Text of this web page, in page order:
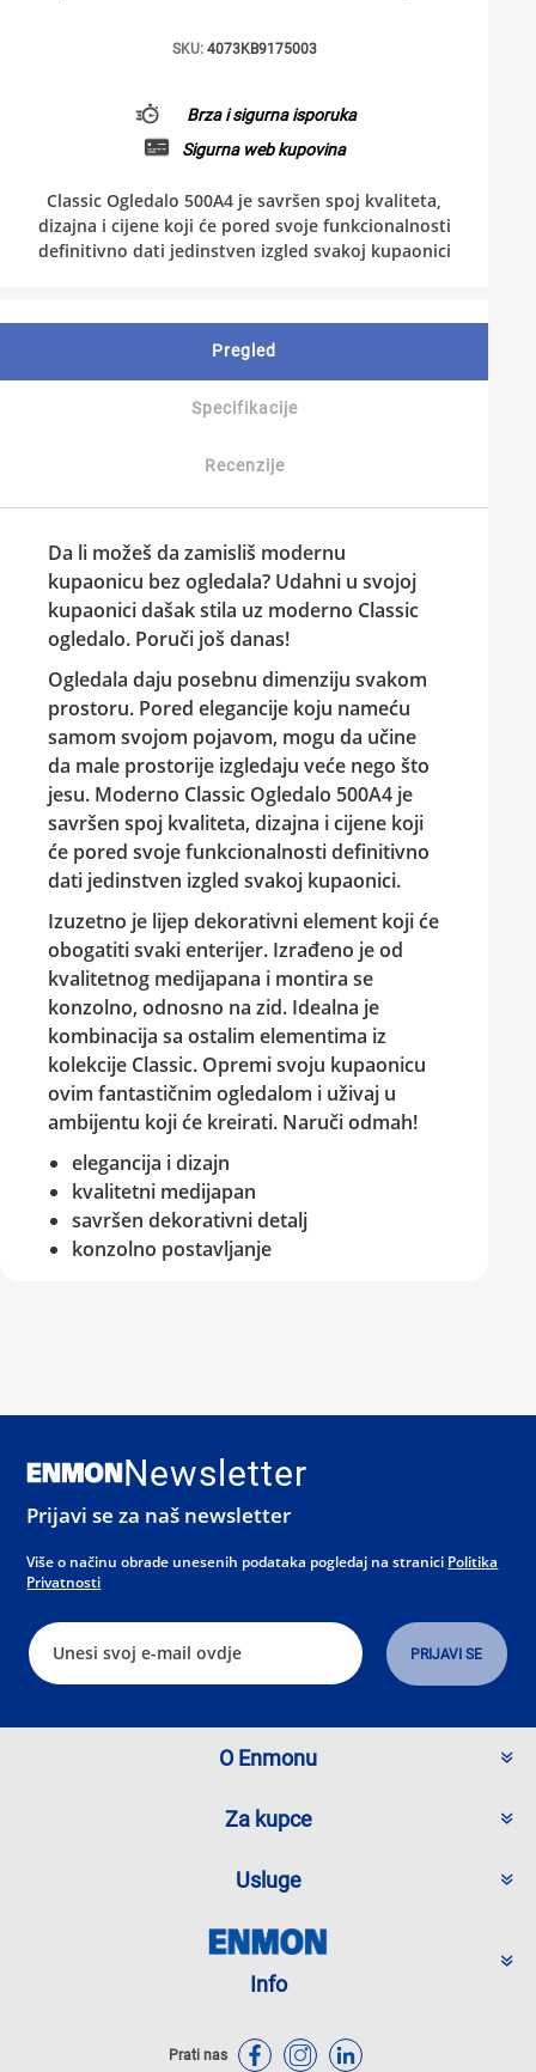
SKU: 4073KB9175003
Brza i sigurna isporuka
Sigurna web kupovina
Classic Ogledalo 500A4 je savršen spoj kvaliteta,
dizajna i cijene koji će pored svoje funkcionalnosti
definitivno dati jedinstven izgled svakoj kupaonici
Pregled
Specifikacije
Recenzije
Da li možeš da zamisliš modernu
kupaonicu bez ogledala? Udahni u svojoj
kupaonici dašak stila uz moderno Classic
ogledalo. Poruči još danas!
Ogledala daju posebnu dimenziju svakom
prostoru. Pored elegancije koju nameću
samom svojom pojavom, mogu da učine
da male prostorije izgledaju veće nego što
jesu. Moderno Classic Ogledalo 500A4 je
savršen spoj kvaliteta, dizajna i cijene koji
će pored svoje funkcionalnosti definitivno
dati jedinstven izgled svakoj kupaonici.
Izuzetno je lijep dekorativni element koji će
obogatiti svaki enterijer. Izrađeno je od
kvalitetnog medijapana i montira se
konzolno, odnosno na zid. Idealna je
kombinacija sa ostalim elementima iz
kolekcije Classic. Opremi svoju kupaonicu
ovim fantastičnim ogledalom i uživaj u
ambijentu koji će kreirati. Naruči odmah!
elegancija i dizajn
kvalitetni medijapan
savršen dekorativni detalj
konzolno postavljanje
Newsletter
Prijavi se za naš newsletter
Više o načinu obrade unesenih podataka pogledaj na stranici Politika
Privatnosti
O Enmonu
Za kupce
Usluge
Info
Prati nas